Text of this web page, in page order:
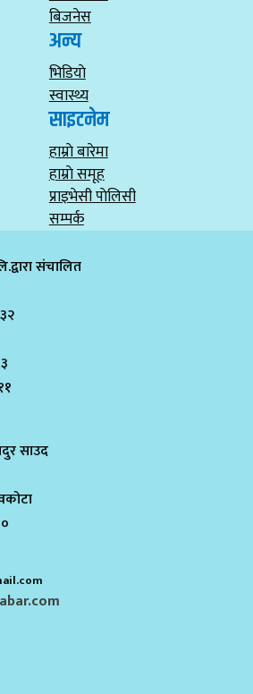
बिजनेस
अन्य
भिडियाे
स्वास्थ्य
साइटनेम
हाम्राे बारेमा
हाम्राे समूह
प्राइभेसी पाेलिसी
सम्पर्क
संचालित
साउद